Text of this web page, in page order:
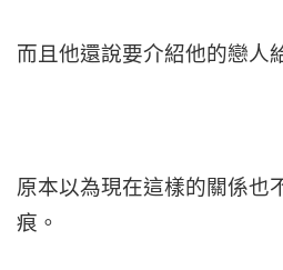
而且他還說要介紹他的戀人
原本以為現在這樣的關係也
痕。